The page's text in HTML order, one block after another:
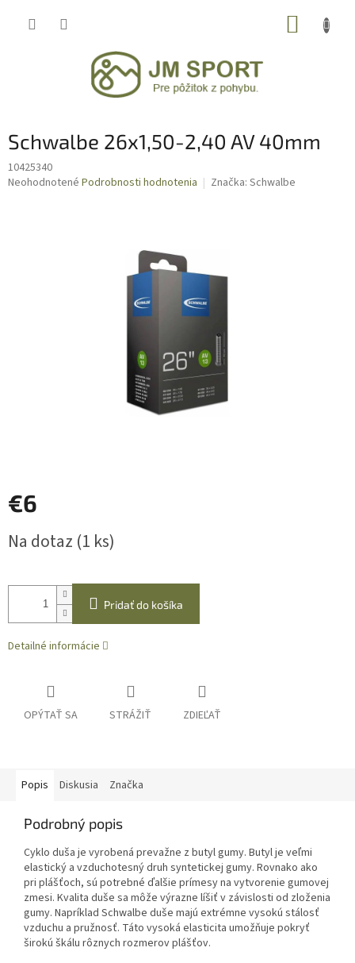
Schwalbe 26x1,50-2,40 AV 40mm
10425340
Priemerné
Neohodnotené Podrobnosti hodnotenia Značka: Schwalbe
€6
cena:
Na dotaz (1 ks)
Pridať do košíka
Detailné informácie
OPÝTAŤ SA STRÁŽIŤ ZDIEĽAŤ
Popis Diskusia Značka
Podrobný popis
Cyklo duša je vyrobená prevažne z butyl gumy. Butyl je veľmi
elastický a vzduchotesný druh syntetickej gumy. Rovnako ako
pri plášťoch, sú potrebné ďalšie prímesy na vytvorenie gumovej
zmesi. Kvalita duše sa môže výrazne líšiť v závislosti od zloženia
gumy. Napríklad Schwalbe duše majú extrémne vysokú stálosť
vzduchu a pružnosť. Táto vysoká elasticita umožňuje pokryť
širokú škálu rôznych rozmerov plášťov.